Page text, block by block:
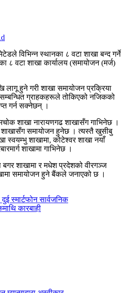
विभिन्न स्थानका ८ वटा शाखा बन्द गर्ने
८ वटा शाखा कार्यालय (समायोजन (मर्ज)
हुने गरी शाखा समायोजन प्रक्रिया
ग्राहकहरूले तोकिएको नजिकको
गर्न सक्नेछन् ।
शाखा नारायणगढ शाखासँग गाभिनेछ ।
शाखासँग समायोजन हुनेछ । त्यस्तै खुसीबु
स्वयम्भु शाखामा, कोटेश्वर शाखा नयाँ
शाखामा गाभिनेछ ।
बगर शाखामा र मधेश प्रदेशको वीरगञ्ज
समायोजन हुने बैंकले जनाएको छ ।
दुई स्मार्टफोन सार्वजनिक
कारबाही